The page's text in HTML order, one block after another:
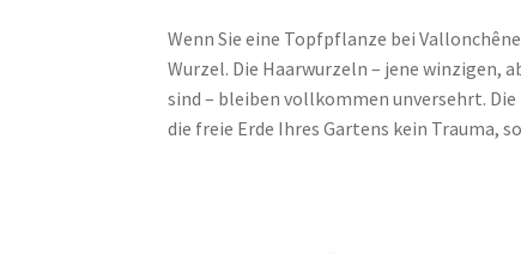
Wenn Sie eine Topfpflanze bei
Wurzel. Die Haarwurzeln – jene winzigen,
sind – bleiben vollkommen unversehrt.
die freie Erde Ihres Gartens kein Trauma,